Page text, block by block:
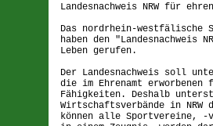
Landesnachweis NRW für
Das nordrhein-westfälische
haben den "Landesnachweis
Leben gerufen.
Der Landesnachweis soll
die im Ehrenamt erworbenen
Fähigkeiten. Deshalb
Wirtschaftsverbände in NRW
können alle Sportvereine,